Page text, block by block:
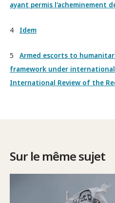
ayant permis l'acheminement
4 Idem
5 Armed escorts to
framework under
International Review of the
Sur le même sujet